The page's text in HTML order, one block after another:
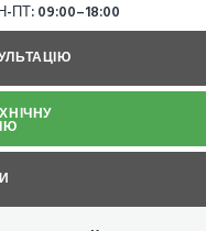
ПТ: 09:00–18:00